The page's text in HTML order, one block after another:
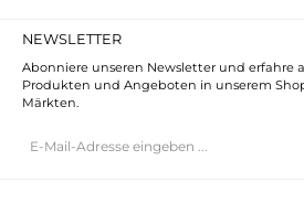
NEWSLETTER
Abonniere unseren Newsletter und erfahre
Produkten und Angeboten in unserem
Märkten.
Mail-